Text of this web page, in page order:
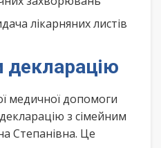
лікарняних листів
декларацію
медичної допомоги
з сімейним
Степанівна. Це